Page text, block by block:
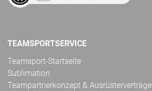
TEAMSPORTSERVICE
Teamsport-Startseite
Sublimation
Teampartnerkonzept & Ausrüsterverträge